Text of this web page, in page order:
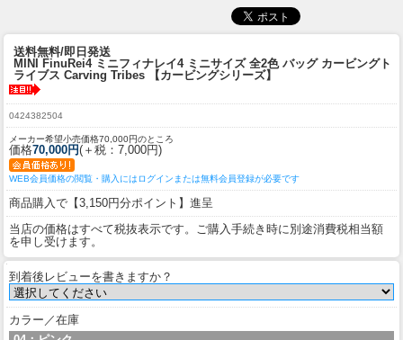
送料無料/即日発送
MINI FinuRei4 ミニフィナレイ4 ミニサイズ 全2色 バッグ カービングト
ライブス Carving Tribes 【カービングシリーズ】
0424382504
メーカー希望小売価格70,000円のところ
価格70,000円(＋税：7,000円)
WEB会員価格の閲覧・購入にはログインまたは無料会員登録が必要です
商品購入で【3,150円分ポイント】進呈
当店の価格はすべて税抜表示です。ご購入手続き時に別途消費税相当額
を申し受けます。
到着後レビューを書きますか？
カラー／在庫